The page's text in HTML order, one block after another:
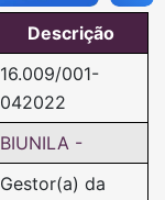
Descrição
16.009/001-
042022
BIUNILA -
Gestor(a) da